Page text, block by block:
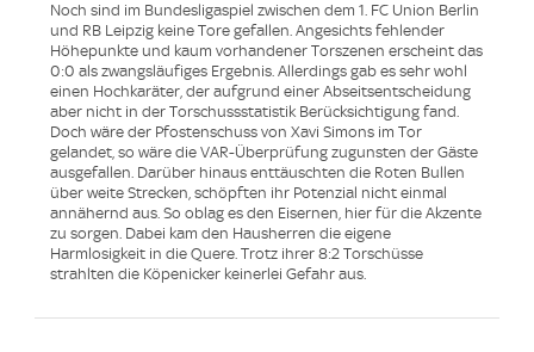
Noch sind im Bundesligaspiel zwischen dem 1. FC Union Berlin
und RB Leipzig keine Tore gefallen. Angesichts fehlender
Höhepunkte und kaum vorhandener Torszenen erscheint das
0:0 als zwangsläufiges Ergebnis. Allerdings gab es sehr wohl
einen Hochkaräter, der aufgrund einer Abseitsentscheidung
aber nicht in der Torschussstatistik Berücksichtigung fand.
Doch wäre der Pfostenschuss von Xavi Simons im Tor
gelandet, so wäre die VAR-Überprüfung zugunsten der Gäste
ausgefallen. Darüber hinaus enttäuschten die Roten Bullen
über weite Strecken, schöpften ihr Potenzial nicht einmal
annähernd aus. So oblag es den Eisernen, hier für die Akzente
zu sorgen. Dabei kam den Hausherren die eigene
Harmlosigkeit in die Quere. Trotz ihrer 8:2 Torschüsse
strahlten die Köpenicker keinerlei Gefahr aus.